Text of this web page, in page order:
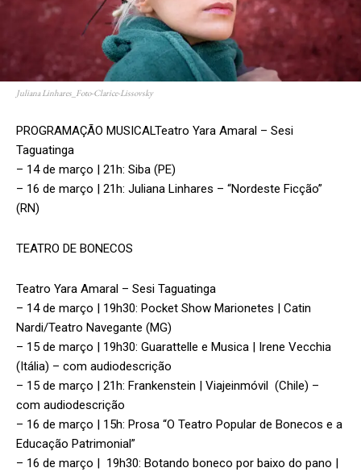
Juliana Linhares_Foto-Clarice-Lissovsky
PROGRAMAÇÃO MUSICALTeatro Yara Amaral – Sesi
Taguatinga
– 14 de março | 21h: Siba (PE)
– 16 de março | 21h: Juliana Linhares – “Nordeste Ficção”
(RN)
TEATRO DE BONECOS
Teatro Yara Amaral – Sesi Taguatinga
– 14 de março | 19h30: Pocket Show Marionetes | Catin
Nardi/Teatro Navegante (MG)
– 15 de março | 19h30: Guarattelle e Musica | Irene Vecchia
(Itália) – com audiodescrição
– 15 de março | 21h: Frankenstein | Viajeinmóvil (Chile) –
com audiodescrição
– 16 de março | 15h: Prosa “O Teatro Popular de Bonecos e a
Educação Patrimonial”
– 16 de março | 19h30: Botando boneco por baixo do pano |